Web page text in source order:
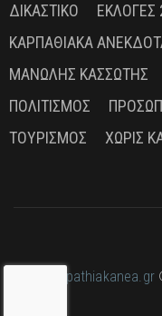
ΔΙΚΑΣΤΙΚΌ
ΕΚΛΟΓΈΣ
ΚΑΡΠΑΘΙΑΚΆ
ΜΑΝΏΛΗΣ ΚΑΣΣΏΤΗΣ
ΠΟΛΙΤΙΣΜΌΣ
ΤΟΥΡΙΣΜΌΣ
ΧΩΡΊΣ
karpathiakanea.gr